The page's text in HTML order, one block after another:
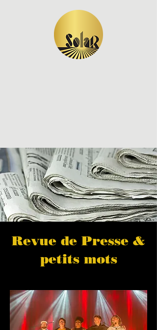
Revue de Presse &
petits mots